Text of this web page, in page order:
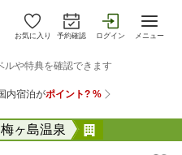
お気に入り 予約確認 ログイン メニュー
梅ヶ島温泉